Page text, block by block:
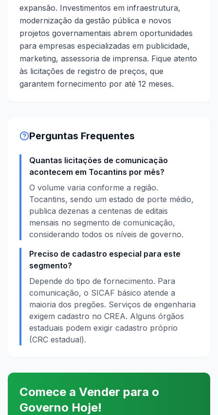
expansão. Investimentos em infraestrutura,
modernização da gestão pública e novos
projetos governamentais abrem oportunidades
para empresas especializadas em publicidade,
marketing, assessoria de imprensa. Fique atento
às licitações de registro de preços, que
garantem fornecimento por até 12 meses.
Perguntas Frequentes
Quantas licitações de comunicação
acontecem em Tocantins por mês?
O volume varia conforme a região.
Tocantins, sendo um estado de porte médio,
publica dezenas a centenas de editais
mensais no segmento de comunicação,
considerando todos os níveis de governo.
Preciso de cadastro especial para este
segmento?
Depende do tipo de fornecimento. Para
comunicação, o SICAF básico atende a
maioria dos pregões. Serviços de engenharia
exigem cadastro no CREA. Alguns órgãos
estaduais podem exigir cadastro próprio
(CRC estadual).
Comece a Vender para o
Governo Hoje!